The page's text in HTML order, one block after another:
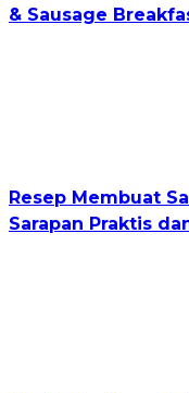
& Sausage
Resep Membuat
Sarapan Praktis